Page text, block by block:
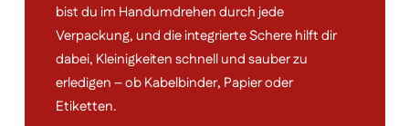
bist du im Handumdrehen durch jede
Verpackung, und die integrierte Schere hilft dir
dabei, Kleinigkeiten schnell und sauber zu
erledigen – ob Kabelbinder, Papier oder
Etiketten.